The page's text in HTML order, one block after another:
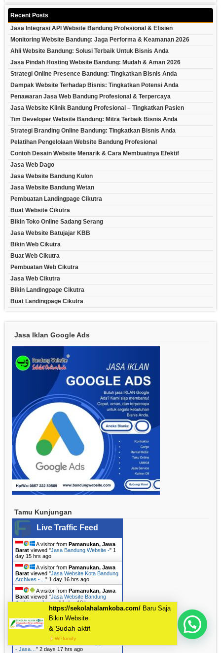
Recent Posts
Jasa Integrasi API Website Bandung Profesional & Efisien
Monitoring Website Bandung: Jaga Performa & Keamanan 2026
Ahli Website Bandung: Solusi Terbaik Untuk Bisnis Anda
Jasa Pindah Hosting Website Bandung: Mudah & Aman 2026
Strategi Online Presence Bandung: Tingkatkan Bisnis Anda
Dampak Website Terhadap Bisnis: Tingkatkan Potensi Anda
Penawaran Jasa Web Bandung Profesional & Terpercaya
Jasa Website Klinik Bandung Profesional – Tingkatkan Pasien
Tim Developer Website Bandung: Mitra Terbaik Bisnis Anda
Strategi Branding Online Bandung: Tingkatkan Bisnis Anda
Pelatihan Pengelolaan Website Bandung Profesional
Contoh Desain Website Menarik & Cara Membuatnya Efektif
Jasa Web Dago
Jasa Website Bandung Kulon
Jasa Website Bandung Wetan
Pembuatan Landingpage Cikutra
Buat Website Cikutra
Bikin Toko Online Sadang Serang
Jasa Website Batujajar KBB
Bikin Web Cikutra
Buat Web Cikutra
Pembuatan Web Cikutra
Jasa Web Cikutra
Bikin Landingpage Cikutra
Buat Landingpage Cikutra
Jasa Iklan Google Ads
Tamu Kunjungan
Live Traffic Feed
A visitor from Pamanukan, Jawa
Barat viewed "Jasa Bandung Website -" 1
day 15 hrs ago
A visitor from Pamanukan, Jawa
Barat viewed "Jasa Website Kota Bandung
Archives -… " 1 day 16 hrs ago
A visitor from Pamanukan, Jawa
Barat viewed "Jasa Website Bandung
Archives - Jasa…"1 day 18 hrs ago
Baratviewed "Jasa Bandung Website -
days 9 hrs ago
A visitor fromPamanukan, Jawa
viewed "
- Jasa… " 2 days 17 hrs ago
Mau Bikin Website Apa Kak?